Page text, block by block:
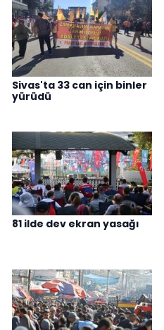
Sivas'ta 33 can için binler
yürüdü
81 ilde dev ekran yasağı